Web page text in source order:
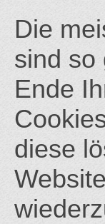
Die
sind so
Ende
diese